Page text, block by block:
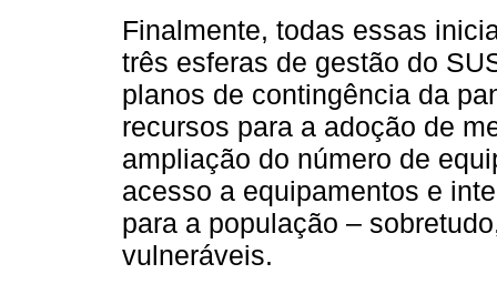
Finalmente, todas essas
três esferas de gestão do
planos de contingência da
recursos para a adoção de
ampliação do número de
acesso a equipamentos e
para a população –
vulneráveis.